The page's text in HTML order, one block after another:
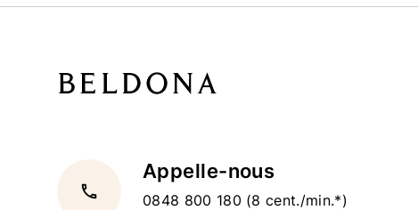
local_phone
Appelle-nous
0848 800 180 (8 cent./min.*)